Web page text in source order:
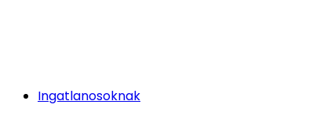
Ingatlanosoknak